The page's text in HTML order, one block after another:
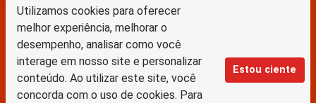
Utilizamos cookies para oferecer
melhor experiência, melhorar o
desempenho, analisar como você
interage em nosso site e personalizar
conteúdo. Ao utilizar este site, você
concorda com o uso de cookies. Para
Estou ciente
Keite Aparecida Duarte
Márcio Vinícius De Jesus Almeida
Saul Victor De Castro E Silva
A Biblioteca Digital da Unicamp está licenciado com uma Licença Creative Commons –
Atribuição Sem Derivações 4.0 Internacional